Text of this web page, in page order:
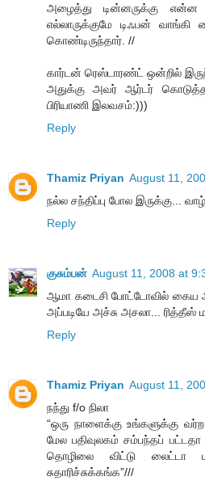
அழைத்து டின்னருக்கு என்ன
எல்லாருக்குமே டிஃபன் வாங்கி
கொண்டிருந்தார். //
கார்டன் ரெஸ்டாரண்ட் ஒன்றில்
அதுக்கு அவர் ஆர்டர்
பிரியாணி இலவசம்:)))
Reply
Thamiz Priyan August 11,
நல்ல சந்திப்பு போல இருக்கு...
Reply
குசும்பன் August 11, 2008 at
ஆமா கடைசி போட்டோவில் கைய
அப்படியே அச்சு அசலா... ரித்தீஸ்
Reply
Thamiz Priyan August 11,
நந்து f/o நிலா
“ஒரு நாளைக்கு உங்களுக்கு
மேல பதிவுலகம் சம்பந்தப்
தொழிலை விட்டு லைட்டா
சுதாரிச்சுக்கங்க”///